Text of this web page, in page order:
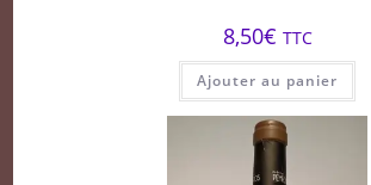
8,50€ TTC
Ajouter au panier